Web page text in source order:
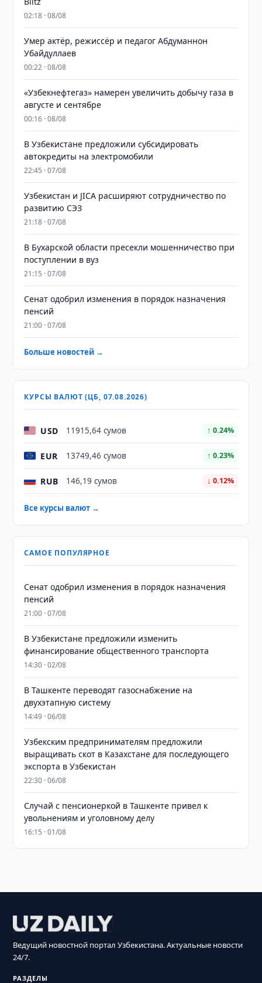
02:18 · 08/08
Умер актёр, режиссёр и педагог Абдуманнон
Убайдуллаев
00:22 · 08/08
«Узбекнефтегаз» намерен увеличить добычу газа в
августе и сентябре
00:16 · 08/08
В Узбекистане предложили субсидировать
автокредиты на электромобили
22:45 · 07/08
Узбекистан и JICA расширяют сотрудничество по
развитию СЭЗ
21:18 · 07/08
В Бухарской области пресекли мошенничество при
поступлении в вуз
21:15 · 07/08
Сенат одобрил изменения в порядок назначения
пенсий
21:00 · 07/08
Больше новостей →
КУРСЫ ВАЛЮТ (ЦБ, 07.08.2026)
USD 11915,64 сумов ↑ 0.24%
EUR 13749,46 сумов ↑ 0.23%
RUB 146,19 сумов ↓ 0.12%
Все курсы валют →
САМОЕ ПОПУЛЯРНОЕ
Сенат одобрил изменения в порядок назначения
пенсий
21:00 · 07/08
В Узбекистане предложили изменить
финансирование общественного транспорта
14:30 · 02/08
В Ташкенте переводят газоснабжение на
двухэтапную систему
14:49 · 06/08
Узбекским предпринимателям предложили
выращивать скот в Казахстане для последующего
экспорта в Узбекистан
22:30 · 06/08
Случай с пенсионеркой в Ташкенте привел к
увольнениям и уголовному делу
16:15 · 01/08
Ведущий новостной портал Узбекистана. Актуальные новости
24/7.
РАЗДЕЛЫ